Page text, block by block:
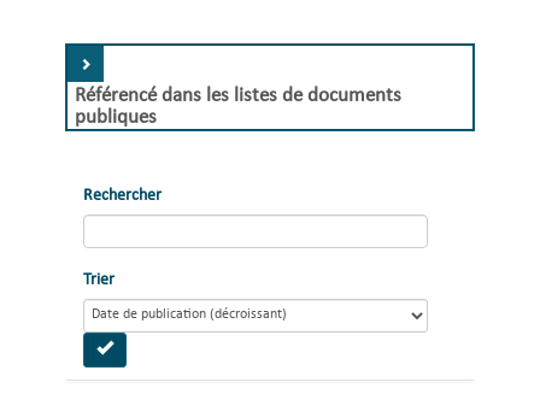
Référencé dans les listes de documents
publiques
Rechercher
Trier